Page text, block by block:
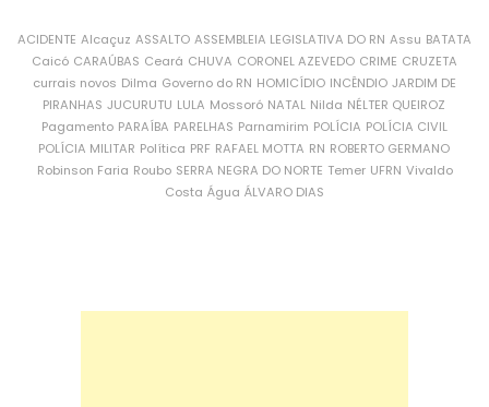
ACIDENTE Alcaçuz ASSALTO ASSEMBLEIA LEGISLATIVA DO RN Assu BATATA
Caicó CARAÚBAS Ceará CHUVA CORONEL AZEVEDO CRIME CRUZETA
currais novos Dilma Governo do RN HOMICÍDIO INCÊNDIO JARDIM DE
PIRANHAS JUCURUTU LULA Mossoró NATAL Nilda NÉLTER QUEIROZ
Pagamento PARAÍBA PARELHAS Parnamirim POLÍCIA POLÍCIA CIVIL
POLÍCIA MILITAR Política PRF RAFAEL MOTTA RN ROBERTO GERMANO
Robinson Faria Roubo SERRA NEGRA DO NORTE Temer UFRN Vivaldo
Costa Água ÁLVARO DIAS